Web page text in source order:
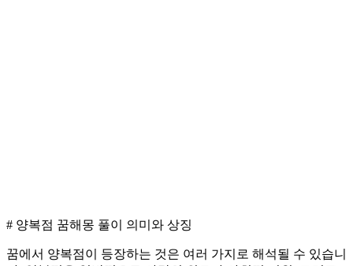
# 양복점 꿈해몽 풀이 의미와 상징
꿈에서 양복점이 등장하는 것은 여러 가지로 해석될 수 있습니